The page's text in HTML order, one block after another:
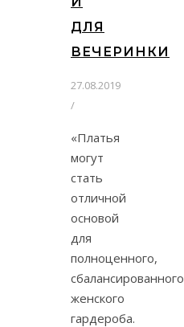
ДЛЯ
ВЕЧЕРИНКИ
27.08.2019
/
«Платья
могут
стать
отличной
основой
для
полноценного,
сбалансированного
женского
гардероба.